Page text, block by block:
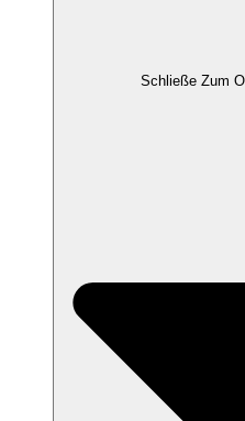
Schließe Zum